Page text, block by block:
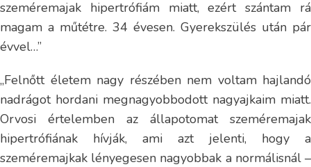
szeméremajak hipertrófiám miatt, ezért szántam rá
magam a műtétre. 34 évesen. Gyerekszülés után pár
évvel…”
„Felnőtt életem nagy részében nem voltam hajlandó
nadrágot hordani megnagyobbodott nagyajkaim miatt.
Orvosi értelemben az állapotomat szeméremajak
hipertrófiának hívják, ami azt jelenti, hogy a
szeméremajkak lényegesen nagyobbak a normálisnál –